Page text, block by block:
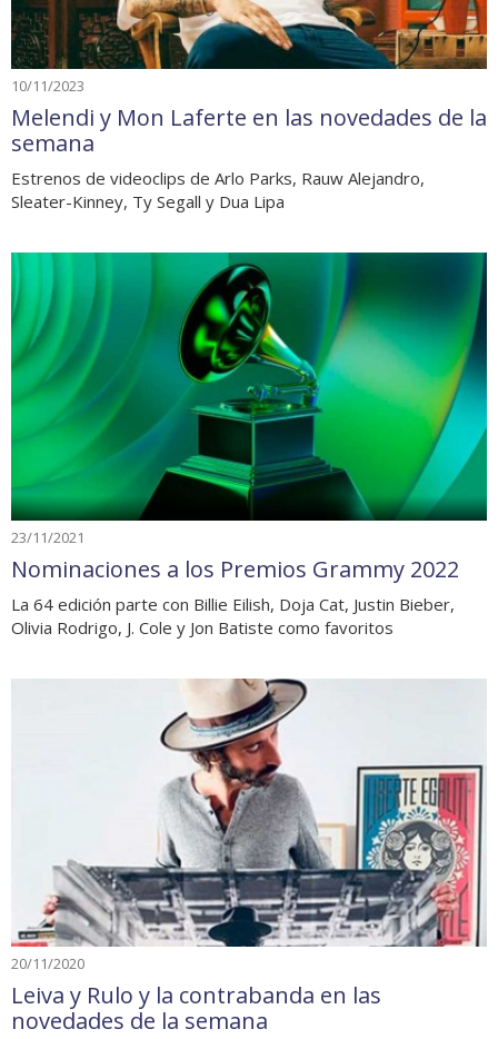
10/11/2023
Melendi y Mon Laferte en las novedades de la
semana
Estrenos de videoclips de Arlo Parks, Rauw Alejandro,
Sleater-Kinney, Ty Segall y Dua Lipa
23/11/2021
Nominaciones a los Premios Grammy 2022
La 64 edición parte con Billie Eilish, Doja Cat, Justin Bieber,
Olivia Rodrigo, J. Cole y Jon Batiste como favoritos
20/11/2020
Leiva y Rulo y la contrabanda en las
novedades de la semana